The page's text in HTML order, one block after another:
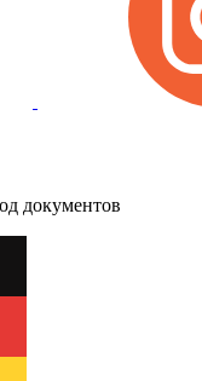
документов